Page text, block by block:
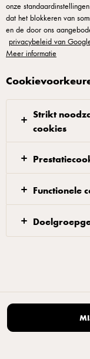
Arla Foods
Privacyverklaring|
|
onze
dat het blokkeren van
en de door ons
privacybeleid van
Meer informatie
Strikt
cookies
Functionele